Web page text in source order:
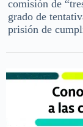
comisión de
grado de
prisión de